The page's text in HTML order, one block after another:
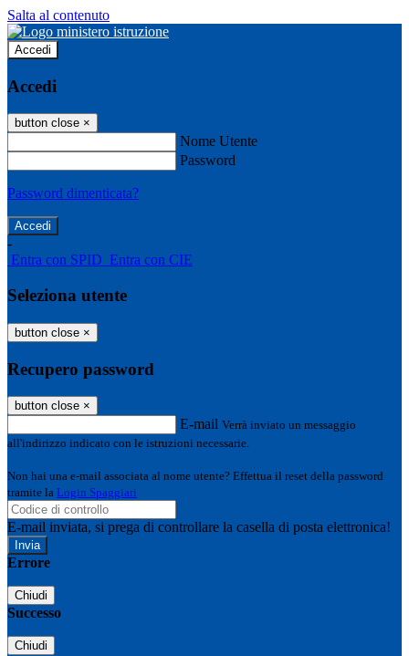
Salta al contenuto
Accedi
Accedi
button close ×
Nome Utente
Password
Password dimenticata?
-
Entra con SPID Entra con CIE
Seleziona utente
button close ×
Recupero password
button close ×
E-mail Verrà inviato un messaggio
all'indirizzo indicato con le istruzioni necessarie.
Non hai una e-mail associata al nome utente? Effettua il reset della password
tramite la Login Spaggiari
E-mail inviata, si prega di controllare la casella di posta elettronica!
Errore
Chiudi
Successo
Chiudi